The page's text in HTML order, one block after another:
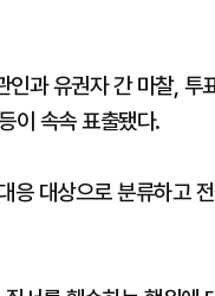
과 유권자 간 마찰,
이 속속 표출됐다.
응 대상으로 분류하고